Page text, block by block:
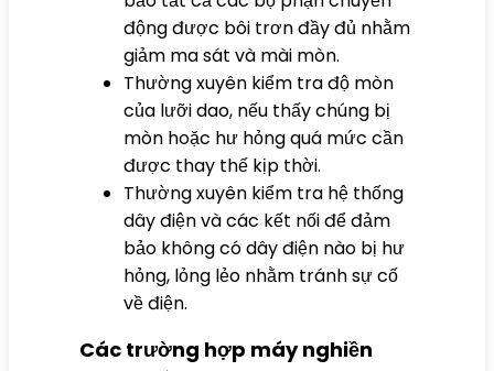
động được bôi trơn đầy đủ nhằm
giảm ma sát và mài mòn.
Thường xuyên kiểm tra độ mòn
của lưỡi dao, nếu thấy chúng bị
mòn hoặc hư hỏng quá mức cần
được thay thế kịp thời.
Thường xuyên kiểm tra hệ thống
dây điện và các kết nối để đảm
bảo không có dây điện nào bị hư
hỏng, lỏng lẻo nhằm tránh sự cố
về điện.
Các trường hợp máy nghiền